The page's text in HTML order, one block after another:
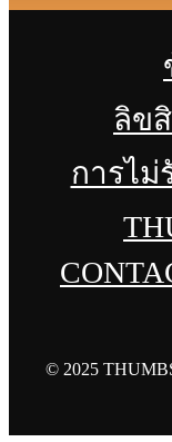
ลิข
การไม่
© 2025